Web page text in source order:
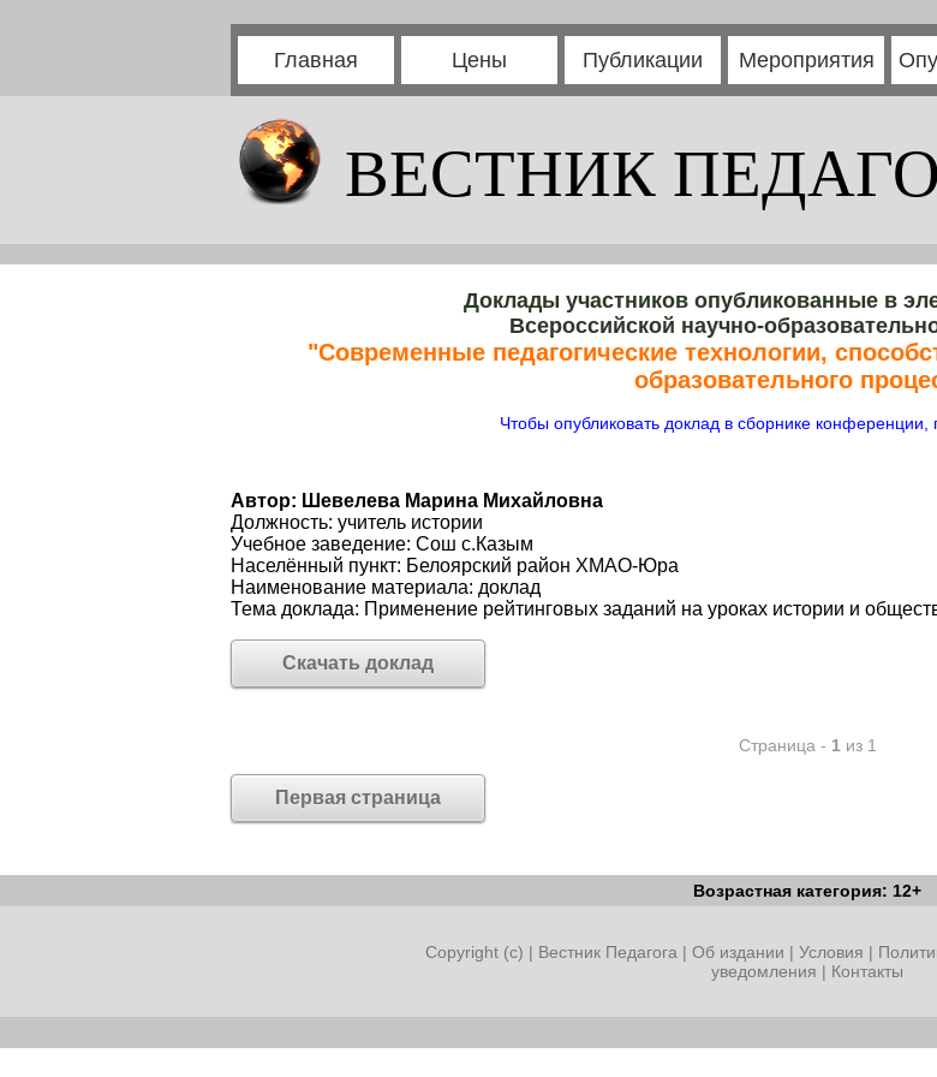
Главная Цены Публикации Мероприятия
ВЕСТНИК
Доклады участников опубликованные в
Всероссийской научно-
"Современные педагогические технологии,
образовательного
Чтобы опубликовать доклад в сборнике
Автор: Шевелева Марина Михайловна
Должность: учитель истории
Учебное заведение: Сош с.Казым
Населённый пункт: Белоярский район ХМАО-Юра
Наименование материала: доклад
Тема доклада: Применение рейтинговых заданий на уроках истории и
Скачать доклад
Страница - 1 из 1
Первая страница
Возрастная категория: 12+
Copyright (c) | Вестник Педагога | Об издании | Условия |
уведомления | Контакты